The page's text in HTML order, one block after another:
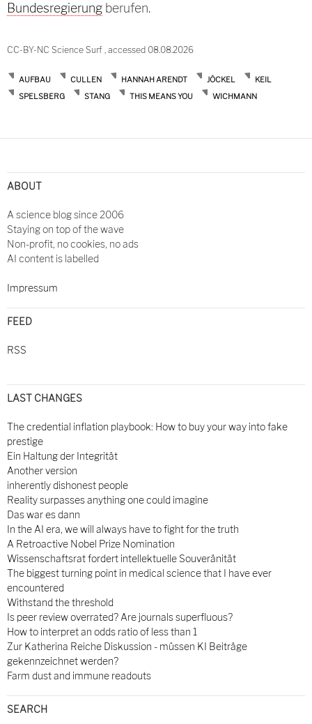
Bundesregierung berufen.
CC-BY-NC Science Surf , accessed 08.08.2026
AUFBAU CULLEN HANNAH ARENDT JÖCKEL
KEIL
SPELSBERG
STANG THIS MEANS YOU WICHMANN
navigation
ABOUT
A science blog since 2006
Staying on top of the wave
Non-profit, no cookies, no ads
AI content is labelled
Impressum
FEED
RSS
LAST CHANGES
The credential inflation playbook: How to buy your way into fake
prestige
Ein Haltung der Integrität
Another version
inherently dishonest people
Reality surpasses anything one could imagine
Das war es dann
In the AI era, we will always have to fight for the truth
A Retroactive Nobel Prize Nomination
Wissenschaftsrat fordert intellektuelle Souveränität
The biggest turning point in medical science that I have ever
encountered
Withstand the threshold
Is peer review overrated? Are journals superfluous?
How to interpret an odds ratio of less than 1
Zur Katherina Reiche Diskussion - müssen KI Beiträge
gekennzeichnet werden?
Farm dust and immune readouts
SEARCH